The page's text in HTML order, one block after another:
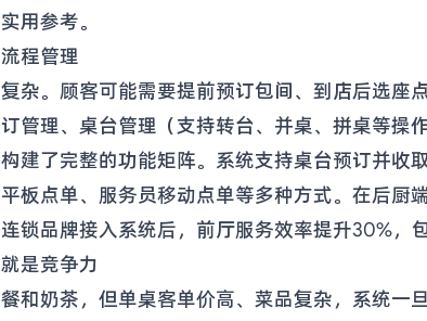
用参考。
程管理
杂。顾客可能需要提前预订包间、到店后选
管理、桌台管理（支持转台、并桌、拼桌等操
建了完整的功能矩阵。系统支持桌台预订并
板点单、服务员移动点单等多种方式。在后厨
锁品牌接入系统后，前厅服务效率提升30%，
是竞争力
和奶茶，但单桌客单价高、菜品复杂，系统一